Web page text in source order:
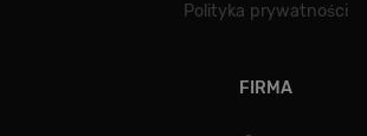
Polityka prywatności
FIRMA